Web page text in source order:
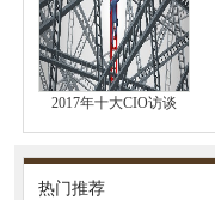
2017年十大CIO访谈
热门推荐